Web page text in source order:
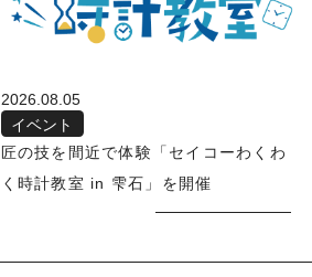
2026.08.05
イベント
匠の技を間近で体験「セイコーわくわ
く時計教室 in 雫石」を開催